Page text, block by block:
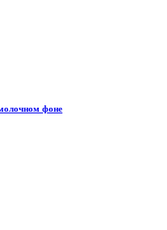
фоне